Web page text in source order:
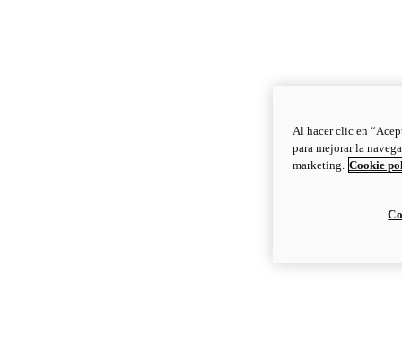
Al hacer clic en
para mejorar la
marketing. Cookie